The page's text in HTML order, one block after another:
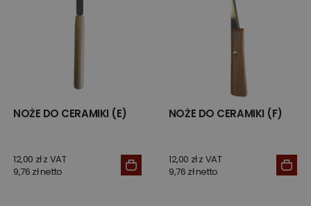
NOŻE DO CERAMIKI (E)
12,00 zł z VAT
9,76 zł netto
NOŻE DO CERAMIKI (F)
12,00 zł z VAT
9,76 zł netto